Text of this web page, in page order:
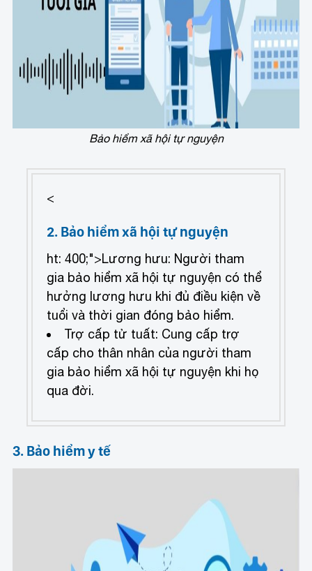
Bảo hiểm xã hội tự nguyện
<
2. Bảo hiểm xã hội tự nguyện
ht: 400;">Lương hưu: Người tham
gia bảo hiểm xã hội tự nguyện có thể
hưởng lương hưu khi đủ điều kiện về
tuổi và thời gian đóng bảo hiểm.
Trợ cấp tử tuất: Cung cấp trợ
cấp cho thân nhân của người tham
gia bảo hiểm xã hội tự nguyện khi họ
qua đời.
3. Bảo hiểm y tế